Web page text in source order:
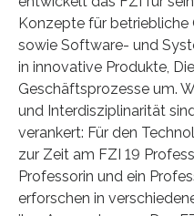
Konzepte für betriebliche
sowie Software- und
in innovative Produkte,
Geschäftsprozesse um.
und Interdisziplinarität
verankert: Für den
zur Zeit am FZI 19
Professorin und ein
erforschen in